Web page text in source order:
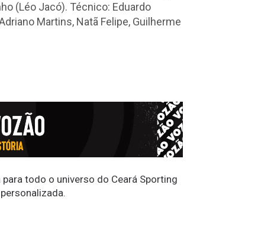
(Léo Jacó). Técnico: Eduardo
Martins, Natã Felipe, Guilherme
para todo o universo do Ceará Sporting